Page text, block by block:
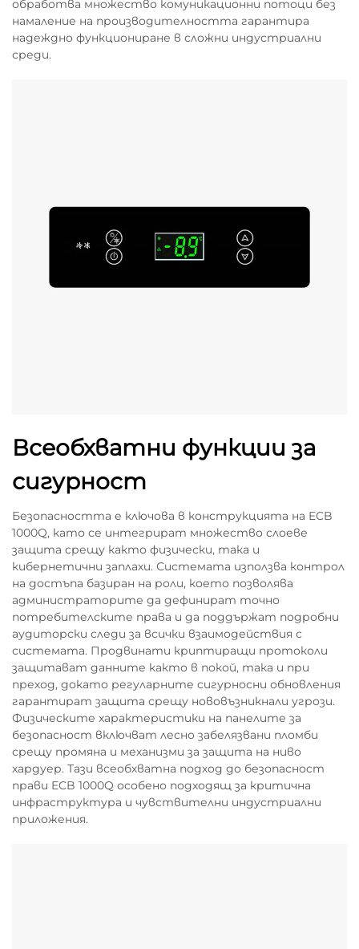
обработва множество комуникационни потоци без
намаление на производителността гарантира
надеждно функциониране в сложни индустриални
среди.
Всеобхватни функции за
сигурност
Безопасността е ключова в конструкцията на ECB
1000Q, като се интегрират множество слоеве
защита срещу както физически, така и
кибернетични заплахи. Системата използва контрол
на достъпа базиран на роли, което позволява
администраторите да дефинират точно
потребителските права и да поддържат подробни
аудиторски следи за всички взаимодействия с
системата. Продвинати криптиращи протоколи
защитават данните както в покой, така и при
преход, докато регуларните сигурносни обновления
гарантират защита срещу нововъзникнали угрози.
Физическите характеристики на панелите за
безопасност включват лесно забелязвани пломби
срещу промяна и механизми за защита на ниво
хардуер. Тази всеобхватна подход до безопасност
прави ECB 1000Q особено подходящ за критична
инфраструктура и чувствителни индустриални
приложения.